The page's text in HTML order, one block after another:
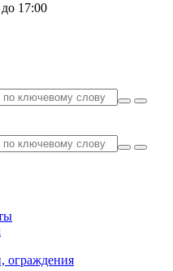
до 17:00
ограждения